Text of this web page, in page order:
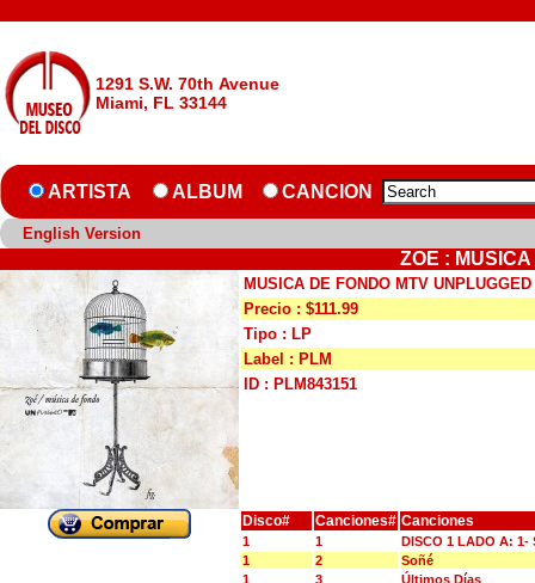
1291 S.W. 70th Avenue
Miami, FL 33144
ARTISTA ALBUM CANCION
English Version
ZOE :
MUSICA DE FONDO MTV UNPLUGGED
Precio : $111.99
Tipo : LP
Label : PLM
ID : PLM843151
Disco# Canciones# Canciones
1 1
DISCO 1 LADO A: 1-
1
2
Soñé
1
3
Últimos Días